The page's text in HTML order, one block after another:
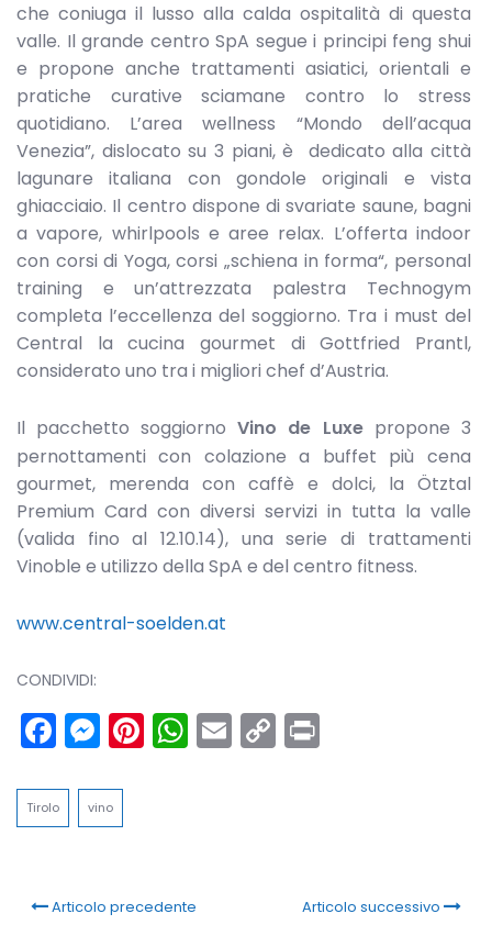
che coniuga il lusso alla calda ospitalità di questa
valle. Il grande centro SpA segue i principi feng shui
e propone anche trattamenti asiatici, orientali e
pratiche curative sciamane contro lo stress
quotidiano. L’area wellness “Mondo dell’acqua
Venezia”, dislocato su 3 piani, è dedicato alla città
lagunare italiana con gondole originali e vista
ghiacciaio. Il centro dispone di svariate saune, bagni
a vapore, whirlpools e aree relax. L’offerta indoor
con corsi di Yoga, corsi „schiena in forma“, personal
training e un’attrezzata palestra Technogym
completa l’eccellenza del soggiorno. Tra i must del
Central la cucina gourmet di Gottfried Prantl,
considerato uno tra i migliori chef d’Austria.
Il pacchetto soggiorno Vino de Luxepropone 3
pernottamenti con colazione a buffet più cena
gourmet, merenda con caffè e dolci, la Ötztal
Premium Card con diversi servizi in tutta la valle
(valida fino al 12.10.14), una serie di trattamenti
Vinoble e utilizzo della SpA e del centro fitness.
www.central-soelden.at
CONDIVIDI:
Facebook
Messenger
Pinterest
WhatsApp
Email
Copy
Tirolo vino
Articolo precedente Articolo successivo